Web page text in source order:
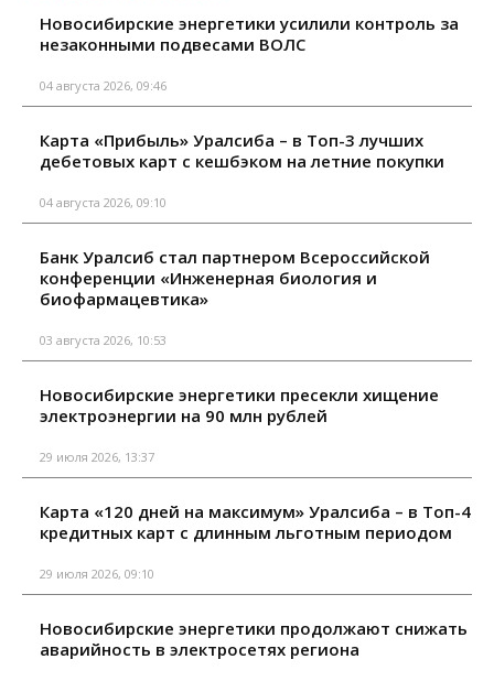
Новосибирские энергетики усилили контроль за
незаконными подвесами ВОЛС
04 августа 2026, 09:46
Карта «Прибыль» Уралсиба – в Топ-3 лучших
дебетовых карт с кешбэком на летние покупки
04 августа 2026, 09:10
Банк Уралсиб стал партнером Всероссийской
конференции «Инженерная биология и
биофармацевтика»
03 августа 2026, 10:53
Новосибирские энергетики пресекли хищение
электроэнергии на 90 млн рублей
29 июля 2026, 13:37
Карта «120 дней на максимум» Уралсиба – в Топ-4
кредитных карт с длинным льготным периодом
29 июля 2026, 09:10
Новосибирские энергетики продолжают снижать
аварийность в электросетях региона